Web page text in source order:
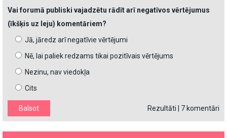
Vai forumā publiski vajadzētu rādīt arī negatīvos vērtējumus
(īkšķis uz leju) komentāriem?
Jā, jāredz arī negatīvie vērtējumi
Nē, lai paliek redzams tikai pozitīvais vērtējums
Nezinu, nav viedokļa
Cits
Rezultāti 7 komentāri